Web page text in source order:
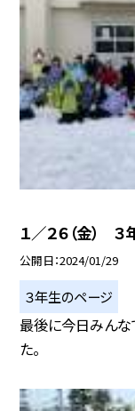
１／２６（金）
公開日 2024/01/29
３年生のページ
最後に今日みんな
た。